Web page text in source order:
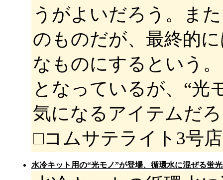
うがよいだろう。ま
のものだが、最終的
なものにするという
となっているが、“光
気になるアイテムだ
□コムサテライト3号
水冷キット用の“光モノ”が登場、循環水に混ぜる蛍